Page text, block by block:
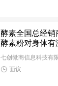
酵素全国总经
酵素粉对身体有
七创微商信息科技有
面议